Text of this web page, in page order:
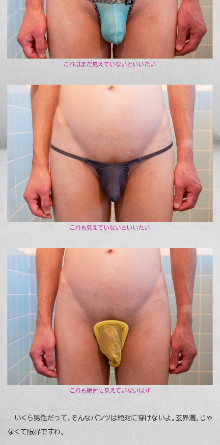
これはまだ見えていないといいたい
これも見えていないといいたい
これも絶対に見えていないはず
いくら男性だって、そんなパンツは絶対に穿けないよ。玄界灘、じゃ
なくて限界ですわ。